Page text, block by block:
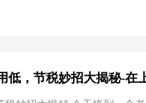
。 一、注册流程简又快，
周左右就能拿到营业执照了